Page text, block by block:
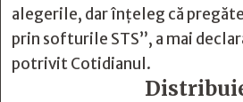
alegerile, dar înțeleg că
prin softurile STS”, a mai
potrivitCotidianul .